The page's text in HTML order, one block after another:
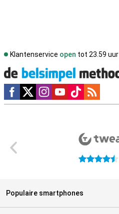
Klantenservice open tot 23.59 uur
Social media
4.5 sterren
Populaire smartphones